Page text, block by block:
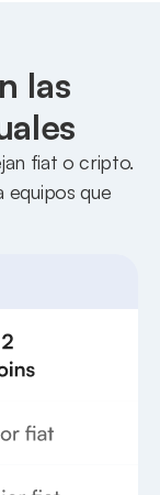
las
fiat o cripto.
equipos que